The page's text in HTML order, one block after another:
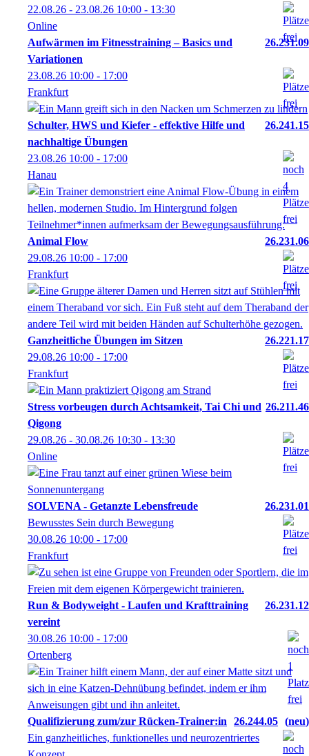
22.08.26 - 23.08.26 10:00 - 13:30
Online
Aufwärmen im Fitnesstraining – Basics und
Variationen
26.231.09
23.08.26 10:00 - 17:00
Frankfurt
Schulter, HWS und Kiefer - effektive Hilfe und
nachhaltige Übungen
26.241.15
23.08.26 10:00 - 17:00
Hanau
Animal Flow
26.231.06
29.08.26 10:00 - 17:00
Frankfurt
Ganzheitliche Übungen im Sitzen
26.221.17
29.08.26 10:00 - 17:00
Frankfurt
Stress vorbeugen durch Achtsamkeit, Tai Chi und
Qigong
26.211.46
29.08.26 - 30.08.26 10:30 - 13:30
Online
SOLVENA - Getanzte Lebensfreude
26.231.01
Bewusstes Sein durch Bewegung
30.08.26 10:00 - 17:00
Frankfurt
Run & Bodyweight - Laufen und Krafttraining
vereint
26.231.12
30.08.26 10:00 - 17:00
Ortenberg
Qualifizierung zum/zur Rücken-Trainer:in 26.244.05
neu
Ein ganzheitliches, funktionelles und neurozentriertes